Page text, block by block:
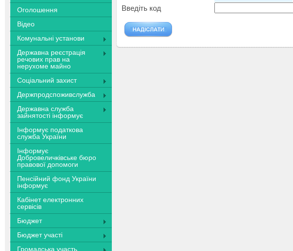
Оголошення
Відео
Комунальні установи
Державна реєстрація
речових прав на
нерухоме майно
Соціальний захист
Держпродспоживслужба
Державна служба
зайнятості інформує
Інформує податкова
служба України
Інформує
Добровеличківське бюро
правової допомоги
Пенсійний фонд України
інформує
Кабінет електронних
сервісів
Бюджет
Бюджет участі
Громадська участь
Введіть код